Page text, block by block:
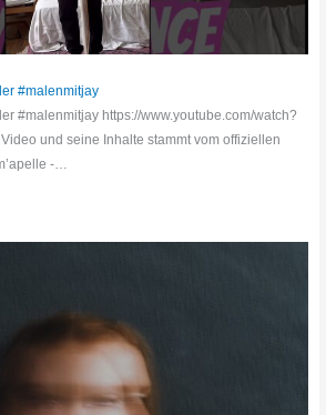
#malenmitjay
#malenmitjay https://www.youtube.com/watch?
und seine Inhalte stammt vom offiziellen
-…